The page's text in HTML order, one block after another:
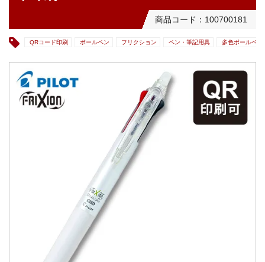
商品コード：100700181
QRコード印刷 ボールペン フリクション ペン・筆記用具 多色ボールペン